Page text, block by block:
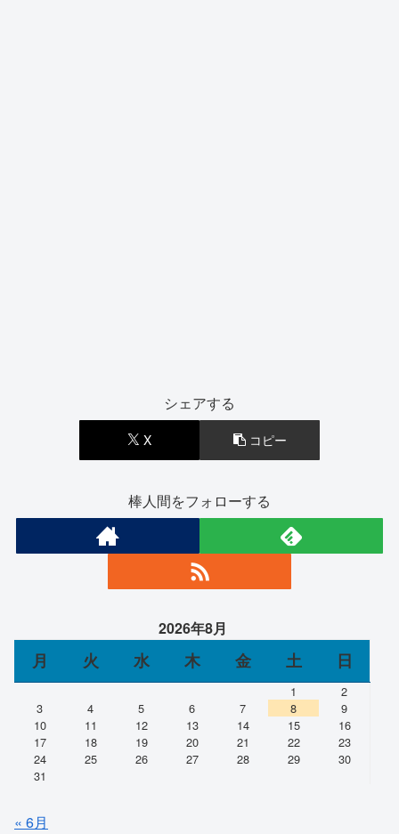
シェアする
X コピー
棒人間をフォローする
2026年8月
月 火 水 木 金 土 日
1
2
3
4 5 6 7 8
9
10
11 12 13 14 15
16
17
18 19 20 21 22
23
24
25 26 27 28 29
30
31
« 6月